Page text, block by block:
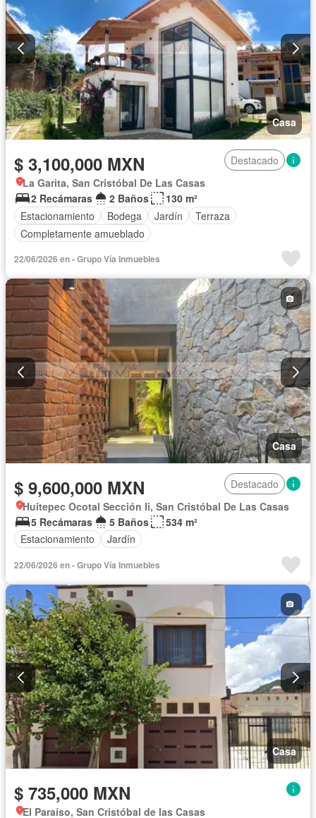
Casa
$ 3,100,000 MXN
Destacado
La Garita, San Cristóbal De Las Casas
2 Recámaras
2 Baños
130 m²
Estacionamiento
Bodega Jardín
Terraza
Completamente amueblado
22/06/2026 en - Grupo Vía Inmuebles
Casa
$ 9,600,000 MXN
Destacado
Huitepec Ocotal Sección Ii, San Cristóbal De Las Casas
5 Recámaras
5 Baños
534 m²
Estacionamiento
Jardín
22/06/2026 en - Grupo Vía Inmuebles
Casa
$ 735,000 MXN
El Paraíso, San Cristóbal de las Casas